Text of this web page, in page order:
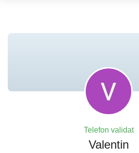
Telefon validat
Valentin